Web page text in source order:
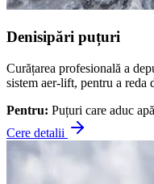
Denisipări puțuri
Curățarea profesională a
sistem aer-lift, pentru a
Pentru: Puțuri care aduc
Cere detalii